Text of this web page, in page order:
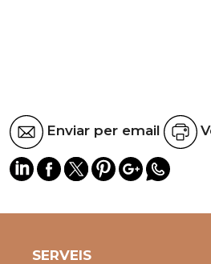
Enviar per email
SERVEIS